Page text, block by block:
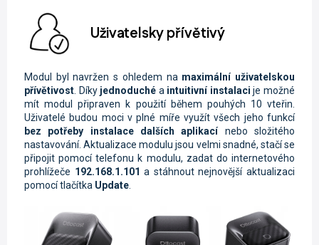
Uživatelsky přívětivý
Modul byl navržen s ohledem na maximální uživatelskou
přívětivost . Díky jednoduché a intuitivní instalaci je možné
mít modul připraven k použití během pouhých 10 vteřin.
Uživatelé budou moci v plné míře využít všech jeho funkcí
bez potřeby instalace dalších aplikacínebo složitého
nastavování. Aktualizace modulu jsou velmi snadné, stačí se
připojit pomocí telefonu k modulu, zadat do internetového
prohlížeče 192.168.1.101 a stáhnout nejnovější aktualizaci
pomocí tlačítka Update